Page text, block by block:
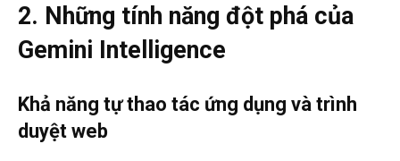
2. Những tính năng đột phá của
Gemini Intelligence
Khả năng tự thao tác ứng dụng và trình
duyệt web